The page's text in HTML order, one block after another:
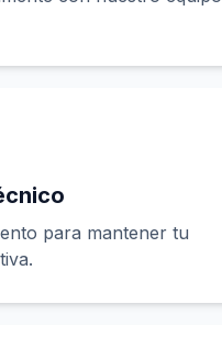
para mantener tu